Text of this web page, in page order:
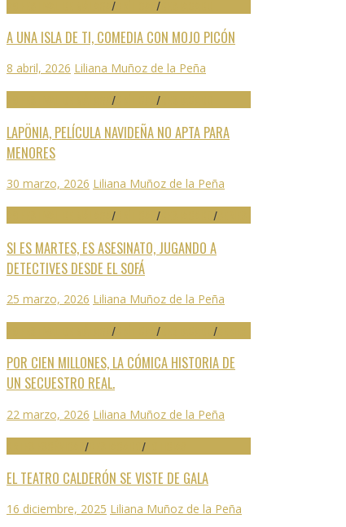
/ /
A UNA ISLA DE TI, COMEDIA CON MOJO PICÓN
8 abril, 2026 Liliana Muñoz de la Peña
/ /
LAPÖNIA, PELÍCULA NAVIDEÑA NO APTA PARA
MENORES
30 marzo, 2026 Liliana Muñoz de la Peña
/ / /
SI ES MARTES, ES ASESINATO, JUGANDO A
DETECTIVES DESDE EL SOFÁ
25 marzo, 2026 Liliana Muñoz de la Peña
/ / /
POR CIEN MILLONES, LA CÓMICA HISTORIA DE
UN SECUESTRO REAL.
22 marzo, 2026 Liliana Muñoz de la Peña
/ /
EL TEATRO CALDERÓN SE VISTE DE GALA
16 diciembre, 2025 Liliana Muñoz de la Peña